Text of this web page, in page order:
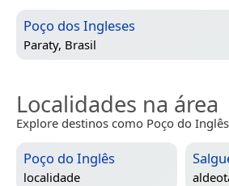
Poço dos Ingleses
Paraty, Brasil
Localidades na área
Explore destinos como Poço do
Poço do Inglês
localidade